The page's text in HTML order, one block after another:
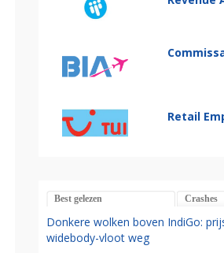
Retail
Best gelezen Crashes
Donkere wolken boven IndiGo:
widebody-vloot weg